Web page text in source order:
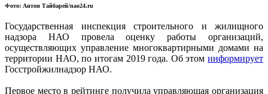
Фото: Антон Тайбарей/nao24.ru
Государственная инспекция строительного и жилищного
надзора НАО провела оценку работы организаций,
осуществляющих управление многоквартирными домами на
территории НАО, по итогам 2019 года. Об этом информирует
Госстройжилнадзор НАО.
Первое место в рейтинге получила управляющая организация